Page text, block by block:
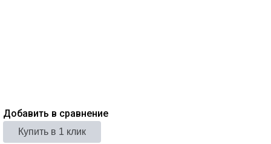
Добавить в сравнение